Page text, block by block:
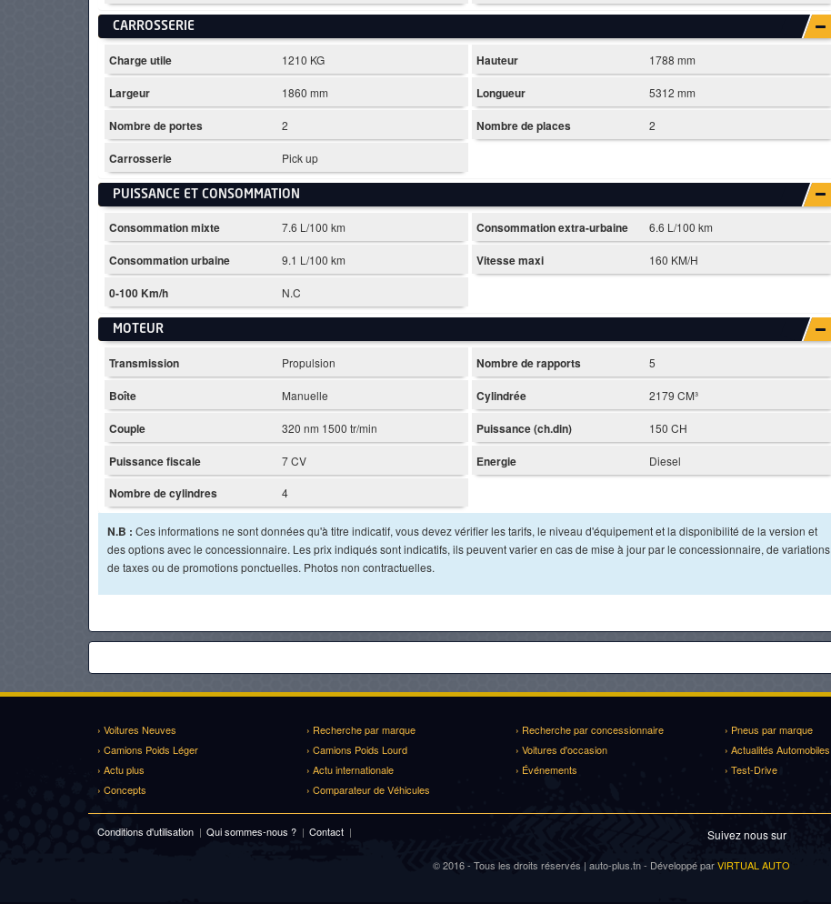
CARROSSERIE
Charge utile 1210 KG Hauteur 1788 mm
Largeur 1860 mm Longueur 5312 mm
Nombre de portes 2 Nombre de places 2
Carrosserie Pick up
PUISSANCE ET CONSOMMATION
Consommation mixte 7.6 L/100 km Consommation extra-urbaine 6.6 L/100 km
Consommation urbaine 9.1 L/100 km Vitesse maxi 160 KM/H
0-100 Km/h N.C
MOTEUR
Transmission Propulsion Nombre de rapports 5
Boîte Manuelle Cylindrée 2179 CM³
Couple 320 nm 1500 tr/min Puissance (ch.din) 150 CH
Puissance fiscale 7 CV Energie Diesel
Nombre de cylindres 4
N.B : Ces informations ne sont données qu'à titre indicatif, vous devez vérifier les tarifs, le niveau d'équipement et la disponibilité de la version et
des options avec le concessionnaire. Les prix indiqués sont indicatifs, ils peuvent varier en cas de mise à jour par le concessionnaire, de variations
de taxes ou de promotions ponctuelles. Photos non contractuelles.
› Voitures Neuves › Recherche par marque › Recherche par concessionnaire
› Pneus par marque
› Camions Poids Léger
› Camions Poids Lourd › Voitures d'occasion
› Actualités Automobiles
› Actu plus
› Actu internationale › Événements
› Test-Drive
› Concepts
› Comparateur de Véhicules
Conditions d'utilisation | Qui sommes-nous ? | Contact | Suivez nous sur
© 2016 - Tous les droits réservés | auto-plus.tn - Développé parVIRTUAL AUTO